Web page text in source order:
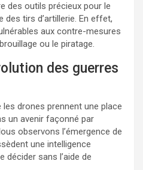
des outils précieux pour le
des tirs d’artillerie. En effet,
aux contre-mesures
ou le piratage.
des guerres
les drones prennent une place
un avenir façonné par
observons l’émergence de
une intelligence
décider sans l’aide de